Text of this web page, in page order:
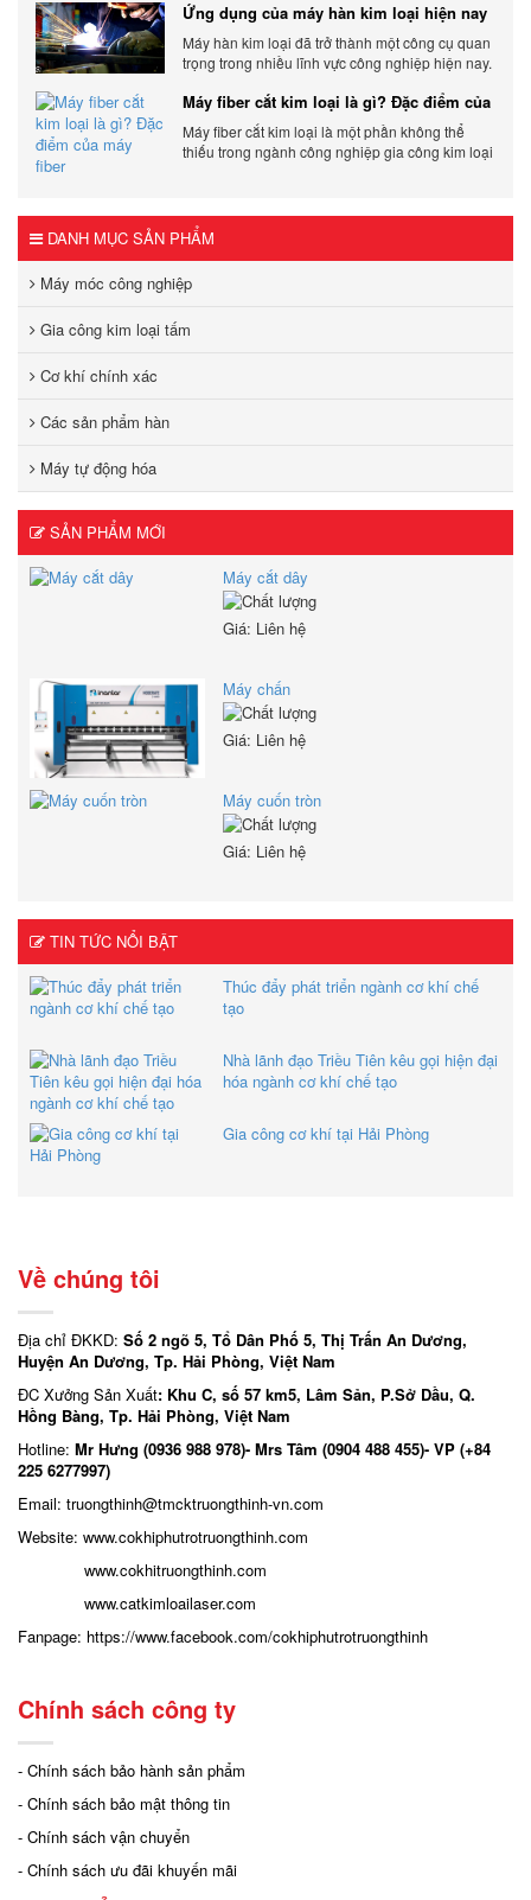
Ứng dụng của máy hàn kim loại hiện nay
Máy hàn kim loại đã trở thành một công cụ quan
trọng trong nhiều lĩnh vực công nghiệp hiện nay.
Máy fiber cắt kim loại là gì? Đặc điểm của
máy fiber
Máy fiber cắt kim loại là một phần không thể
thiếu trong ngành công nghiệp gia công kim loại
DANH MỤC SẢN PHẨM
Máy móc công nghiệp
Gia công kim loại tấm
Cơ khí chính xác
Các sản phẩm hàn
Máy tự động hóa
SẢN PHẨM MỚI
Máy cắt dây
Giá: Liên hệ
Máy chấn
Giá: Liên hệ
Máy cuốn tròn
Giá: Liên hệ
TIN TỨC NỔI BẬT
Thúc đẩy phát triển ngành cơ khí chế
tạo
Nhà lãnh đạo Triều Tiên kêu gọi hiện đại
hóa ngành cơ khí chế tạo
Gia công cơ khí tại Hải Phòng
Về chúng tôi
Địa chỉ ĐKKD: Số 2 ngõ 5, Tổ Dân Phố 5, Thị Trấn An Dương,
Huyện An Dương, Tp. Hải Phòng, Việt Nam
ĐC Xưởng Sản Xuất: Khu C, số 57 km5, Lâm Sản, P.Sở Dầu, Q.
Hồng Bàng, Tp. Hải Phòng, Việt Nam
Hotline: Mr Hưng (0936 988 978)- Mrs Tâm (0904 488 455)- VP (+84
225 6277997)
Email: truongthinh@tmcktruongthinh-vn.com
Website: www.cokhiphutrotruongthinh.com
www.cokhitruongthinh.com
www.catkimloailaser.com
Fanpage: https://www.facebook.com/cokhiphutrotruongthinh
Chính sách công ty
- Chính sách bảo hành sản phẩm
- Chính sách bảo mật thông tin
- Chính sách vận chuyển
- Chính sách ưu đãi khuyến mãi